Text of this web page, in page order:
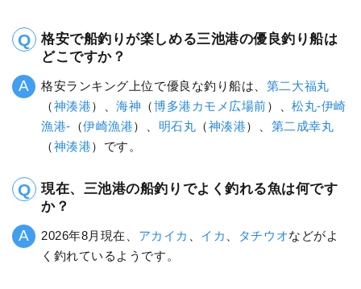
格安で船釣りが楽しめる三池港の優良釣り船は
どこですか？
格安ランキング上位で優良な釣り船は、 第二大福丸
（神湊港）、海神 （博多港カモメ広場前）、松丸-伊崎
漁港- （伊崎漁港）、 明石丸 （神湊港）、 第二成幸丸
（神湊港）です。
現在、三池港の船釣りでよく釣れる魚は何です
か？
2026年8月現在、 アカイカ イカ タチウオなどがよ
く釣れているようです。